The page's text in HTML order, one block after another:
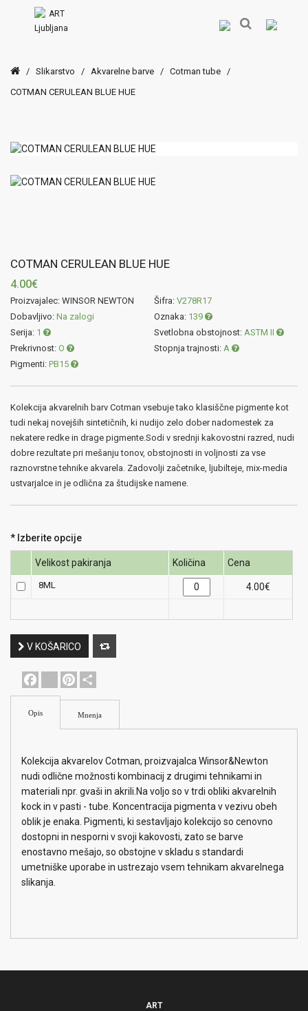
/ Slikarstvo / Akvarelne barve / Cotman tube /
COTMAN CERULEAN BLUE HUE
COTMAN CERULEAN BLUE HUE
4.00€
Proizvajalec: WINSOR NEWTON Šifra: V278R17
Dobavljivo: Na zalogi Oznaka: 139
Serija: 1 Svetlobna obstojnost: ASTM II
Prekrivnost: O Stopnja trajnosti: A
Pigmenti: PB15
Kolekcija akvarelnih barv Cotman vsebuje tako klasiščne pigmente kot
tudi nekaj novejših sintetičnih, ki nudijo zelo dober nadomestek za
nekatere redke in drage pigmente.Sodi v srednji kakovostni razred, nudi
dobre rezultate pri mešanju tonov, obstojnosti in voljnosti za vse
raznovrstne tehnike akvarela. Zadovolji začetnike, ljubilteje, mix-media
ustvarjalce in je odlična za študijske namene.
* Izberite opcije
Velikost pakiranja Količina Cena
8ML 4.00€
V KOŠARICO
FacebookyoutubePinterest
Opis Mnenja
Kolekcija akvarelov Cotman, proizvajalca Winsor&Newton
nudi odlične možnosti kombinacij z drugimi tehnikami in
materiali npr. gvaši in akrili.Na voljo so v trdi obliki akvarelnih
kock in v pasti - tube. Koncentracija pigmenta v vezivu obeh
oblik je enaka. Pigmenti, ki sestavljajo kolekcijo so cenovno
dostopni in nesporni v svoji kakovosti, zato se barve
enostavno mešajo, so obstojne v skladu s standardi
umetniške uporabe in ustrezajo vsem tehnikam akvarelnega
slikanja.
ART